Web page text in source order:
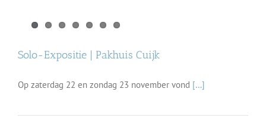
Solo-Expositie | Pakhuis Cuijk
Op zaterdag 22 en zondag 23 november vond […]